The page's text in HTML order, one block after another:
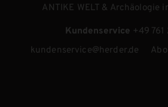
ANTIKE WELT & Archäologie
Kundenservice +49 761
kundenservice@herder.de